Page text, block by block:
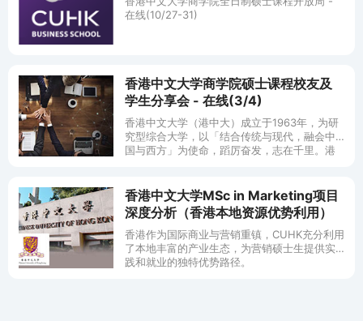
在线(10/27-31)
香港中文大学商学院硕士课程校友及
学生分享会 - 在线(3/4)
香港中文大学（港中大）成立于1963年，为研
究型综合大学，以「结合传统与现代，融会中
国与西方」为使命，蹈厉奋发，志在千里。港
香港中文大学MSc in Marketing项目
深度分析（香港本地资源优势利用）
香港作为国际商业与营销重镇，CUHK充分利用
了本地丰富的产业生态，为营销硕士生提供实
践和就业的独特优势路径。